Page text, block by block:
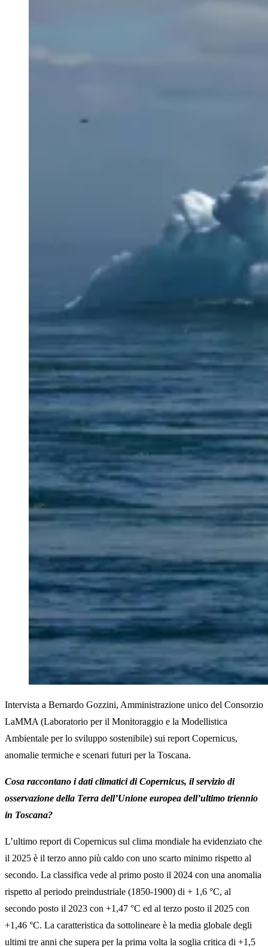
Intervista a Bernardo Gozzini, Amministrazione unico del Consorzio
LaMMA (Laboratorio per il Monitoraggio e la Modellistica
Ambientale per lo sviluppo sostenibile) sui report Copernicus,
anomalie termiche e scenari futuri per la Toscana.
Cosa raccontano i dati climatici di Copernicus, il servizio di
osservazione della Terra dell’Unione europea dell’ultimo triennio
in Toscana?
L’ultimo report di Copernicus sul clima mondiale ha evidenziato che
il 2025 è il terzo anno più caldo con uno scarto minimo rispetto al
secondo. La classifica vede al primo posto il 2024 con una anomalia
rispetto al periodo preindustriale (1850-1900) di + 1,6 °C, al
secondo posto il 2023 con +1,47 °C ed al terzo posto il 2025 con
+1,46 °C. La caratteristica da sottolineare è la media globale degli
ultimi tre anni che supera per la prima volta la soglia critica di +1,5